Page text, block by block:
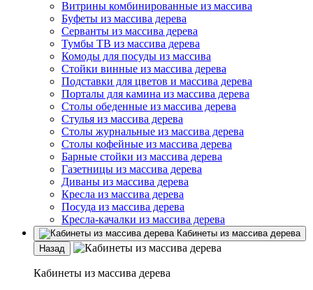
Витрины комбинированные из массива
Буфеты из массива дерева
Серванты из массива дерева
Тумбы ТВ из массива дерева
Комоды для посуды из массива
Стойки винные из массива дерева
Подставки для цветов и массива дерева
Порталы для камина из массива дерева
Столы обеденные из массива дерева
Стулья из массива дерева
Столы журнальные из массива дерева
Столы кофейные из массива дерева
Барные стойки из массива дерева
Газетницы из массива дерева
Диваны из массива дерева
Кресла из массива дерева
Посуда из массива дерева
Кресла-качалки из массива дерева
Кабинеты из массива дерева
Назад
Кабинеты из массива дерева